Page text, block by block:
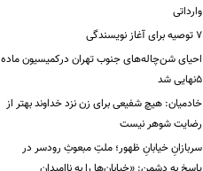
وارداتی
۷ توصیه برای آغاز نویسندگی
احیای شن‌چاله‌های جنوب تهران درکمیسیون ماده
۵نهایی شد
خادمیان: هیچ شفیعی برای زن نزد خداوند بهتر از
رضایت شوهر نیست
سربازانِ خیابانِ ظهور؛ ملتِ مبعوثِ رودسر در